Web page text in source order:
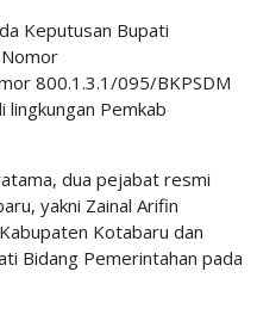
Keputusan Bupati
800.1.3.1/095/BKPSDM
Pemkab
dua pejabat resmi
yakni Zainal Arifin
Kotabaru dan
Bidang Pemerintahan pada